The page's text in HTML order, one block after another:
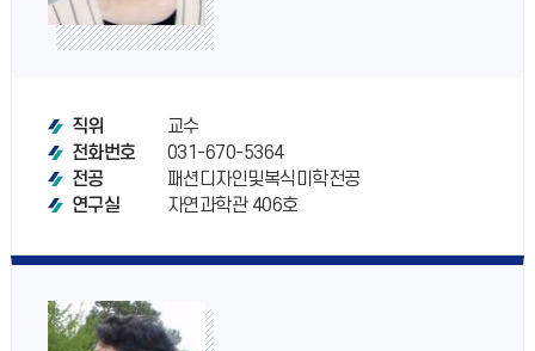
직위
교수
전화번호
031-670-5364
전공
패션디자인및복식미학전공
연구실
자연과학관 406호